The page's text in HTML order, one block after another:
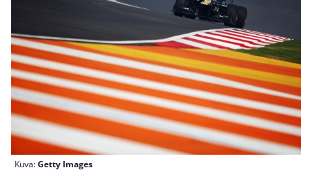
Kuva:Getty Images